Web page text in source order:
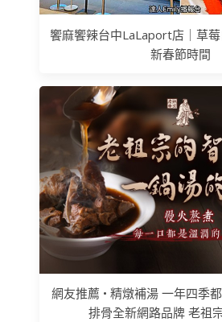
饗麻饗辣台中LaLaport店｜草
新春節時間
網友推薦 • 精燉補湯 一年四季
排骨全新網路品牌 老祖